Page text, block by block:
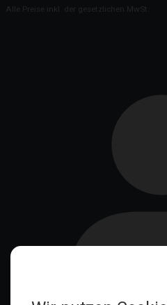
Alle Preise inkl. der gesetzlichen MwSt.